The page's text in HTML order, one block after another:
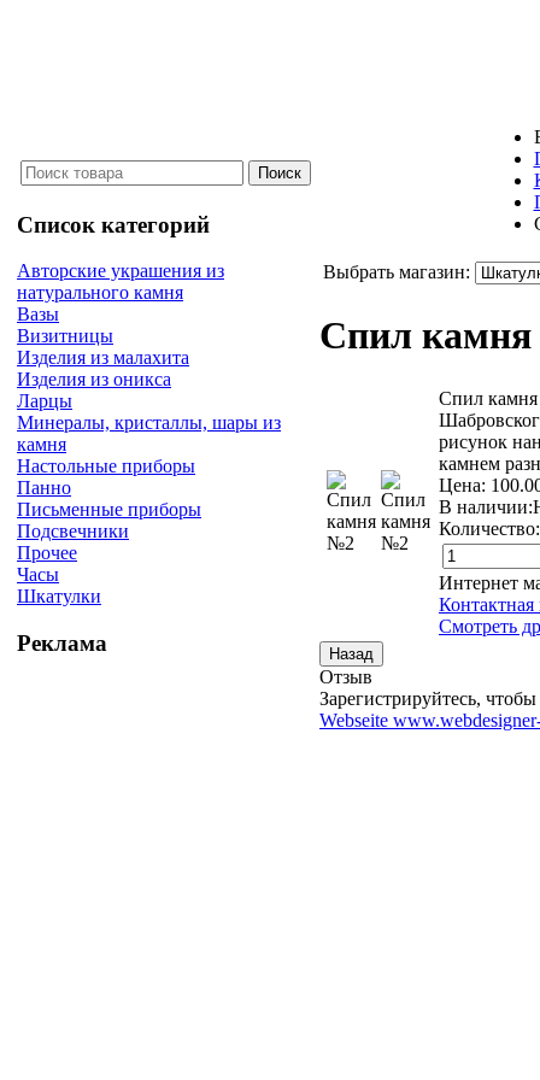
Список категорий
Авторские украшения из
натурального камня
Вазы
Визитницы
Изделия из малахита
Изделия из оникса
Ларцы
Минералы, кристаллы, шары из
камня
Настольные приборы
Панно
Письменные приборы
Подсвечники
Прочее
Часы
Шкатулки
Реклама
Выбрать магазин:
Спил
Спил камня
рисунок
камнем
Цена:
В наличии:
Количество:
Интернет
Смотреть
Отзыв
Зарегистрируйтесь, чтобы
Webseite